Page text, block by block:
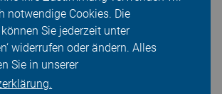
notwendige Cookies. Die
Sie jederzeit unter
widerrufen oder ändern. Alles
Sie in unserer